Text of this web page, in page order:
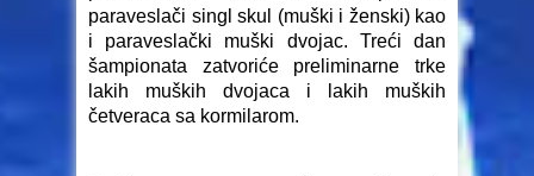
paraveslači singl skul (muški i ženski) kao
i paraveslački muški dvojac. Treći dan
šampionata zatvoriće preliminarne trke
lakih muških dvojaca i lakih muških
četveraca sa kormilarom.